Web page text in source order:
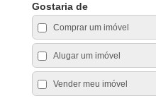
Gostaria de
Comprar um imóvel
Alugar um imóvel
Vender meu imóvel